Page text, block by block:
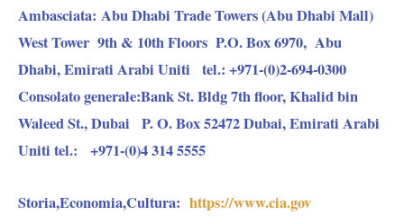
Ambasciata: Abu Dhabi Trade Towers (Abu Dhabi Mall)
West Tower 9th & 10th Floors P.O. Box 6970, Abu
Dhabi, Emirati Arabi Uniti tel.: +971-(0)2-694-0300
Consolato generale:Bank St. Bldg 7th floor, Khalid bin
Waleed St., Dubai P. O. Box 52472 Dubai, Emirati Arabi
Uniti tel.: +971-(0)4 314 5555
Storia,Economia,Cultura: https://www.cia.gov